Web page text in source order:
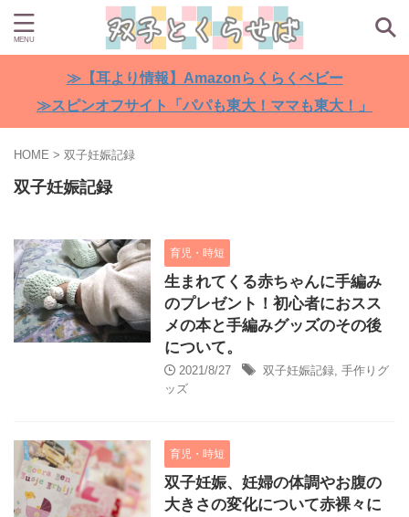
≫【耳より情報】Amazonらくらくベビー
≫スピンオフサイト「パパも東大！ママも東大！」
HOME > 双子妊娠記録
双子妊娠記録
育児・時短
生まれてくる赤ちゃんに手編み
のプレゼント！初心者におスス
メの本と手編みグッズのその後
について。
2021/8/27 双子妊娠記録, 手作りグ
ッズ
育児・時短
双子妊娠、妊婦の体調やお腹の
大きさの変化について赤裸々に